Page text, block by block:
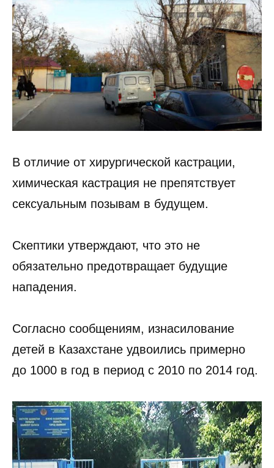
В отличие от хирургической кастрации,
химическая кастрация не препятствует
сексуальным позывам в будущем.
Скептики утверждают, что это не
обязательно предотвращает будущие
нападения.
Согласно сообщениям, изнасилование
детей в Казахстане удвоились примерно
до 1000 в год в период с 2010 по 2014 год.